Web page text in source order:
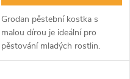
Grodan pěstební kostka s
malou dírou je ideální pro
pěstování mladých rostlin.
Skvělé vlastnosti pro vývoj